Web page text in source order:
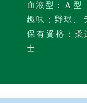
血液型：Ａ型
趣味：野球、
保有資格：柔
士